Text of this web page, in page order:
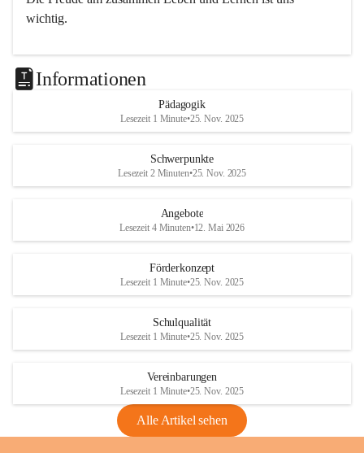
wichtig.
Informationen
Pädagogik
Lesezeit 1 Minute•25. Nov. 2025
Schwerpunkte
Lesezeit 2 Minuten•25. Nov. 2025
Angebote
Lesezeit 4 Minuten•12. Mai 2026
Förderkonzept
Lesezeit 1 Minute•25. Nov. 2025
Schulqualität
Lesezeit 1 Minute•25. Nov. 2025
Vereinbarungen
Lesezeit 1 Minute•25. Nov. 2025
Alle Artikel sehen